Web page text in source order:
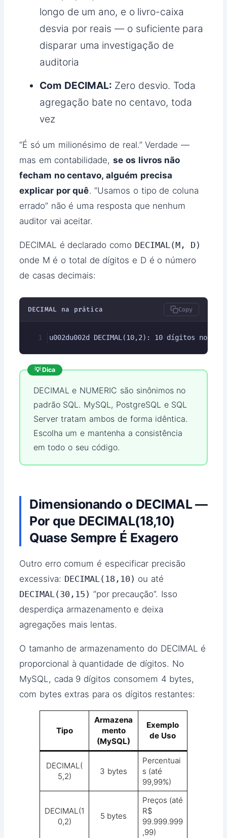
longo de um ano, e o livro-caixa
desvia por reais — o suficiente para
disparar uma investigação de
auditoria
Com DECIMAL: Zero desvio. Toda
agregação bate no centavo, toda
vez
“É só um milionésimo de real.” Verdade —
mas em contabilidade,se os livros não
fecham no centavo, alguém precisa
explicar por quê. “Usamos o tipo de coluna
errado” não é uma resposta que nenhum
auditor vai aceitar.
DECIMAL é declarado como DECIMAL(M, D)
onde M é o total de dígitos e D é o número
de casas decimais:
DECIMAL na prática Copy
u002du002d DECIMAL(10,2): 10 dígitos no
💡 Dica
DECIMAL e NUMERIC são sinônimos no
padrão SQL. MySQL, PostgreSQL e SQL
Server tratam ambos de forma idêntica.
Escolha um e mantenha a consistência
em todo o seu código.
Dimensionando o DECIMAL —
Por que DECIMAL(18,10)
Quase Sempre É Exagero
Outro erro comum é especificar precisão
excessiva: DECIMAL(18,10) ou até
DECIMAL(30,15) “por precaução”. Isso
desperdiça armazenamento e deixa
agregações mais lentas.
O tamanho de armazenamento do DECIMAL é
proporcional à quantidade de dígitos. No
MySQL, cada 9 dígitos consomem 4 bytes,
com bytes extras para os dígitos restantes:
Tipo
Armazena
mento
(MySQL)
Exemplo
de Uso
DECIMAL(
5,2)
3 bytes
Percentuai
s (até
99,99%)
DECIMAL(1
0,2)
5 bytes
Preços (até
R$
99.999.999
,99)